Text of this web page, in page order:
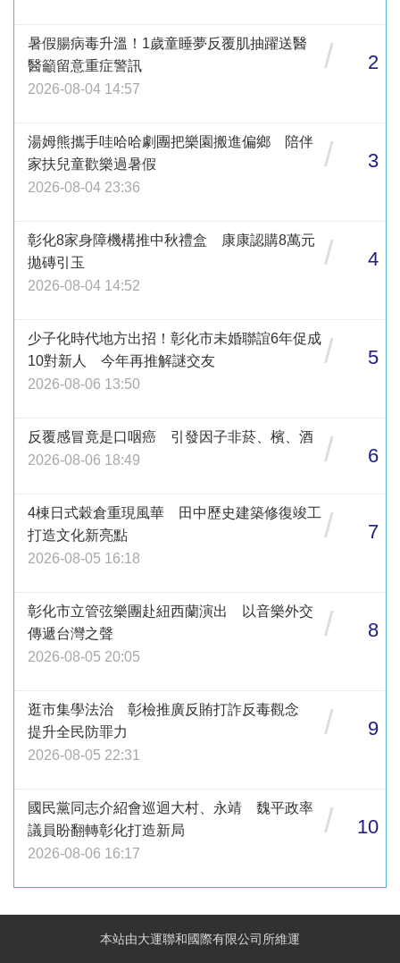
暑假腸病毒升溫！1歲童睡夢反覆肌抽躍送醫
醫籲留意重症警訊
2026-08-04 14:57
/ 2
湯姆熊攜手哇哈哈劇團把樂園搬進偏鄉 陪伴
家扶兒童歡樂過暑假
2026-08-04 23:36
/ 3
彰化8家身障機構推中秋禮盒 康康認購8萬元
拋磚引玉
2026-08-04 14:52
/ 4
少子化時代地方出招！彰化市未婚聯誼6年促成
10對新人 今年再推解謎交友
2026-08-06 13:50
/ 5
反覆感冒竟是口咽癌 引發因子非菸、檳、酒
2026-08-06 18:49
/ 6
4棟日式穀倉重現風華 田中歷史建築修復竣工
打造文化新亮點
2026-08-05 16:18
/ 7
彰化市立管弦樂團赴紐西蘭演出 以音樂外交
傳遞台灣之聲
2026-08-05 20:05
/ 8
逛市集學法治 彰檢推廣反賄打詐反毒觀念
提升全民防罪力
2026-08-05 22:31
/ 9
國民黨同志介紹會巡迴大村、永靖 魏平政率
議員盼翻轉彰化打造新局
2026-08-06 16:17
/ 10
本站由大運聯和國際有限公司所維運